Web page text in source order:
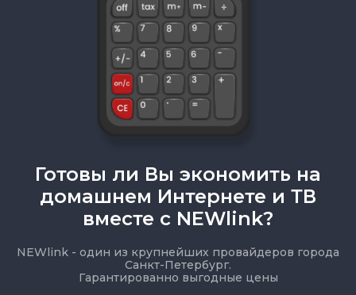
Готовы ли Вы экономить на
домашнем Интернете и ТВ
вместе с NEWlink?
NEWlink - один из крупнейших провайдеров города
Санкт-Петербург.
Гарантированно выгодные цены